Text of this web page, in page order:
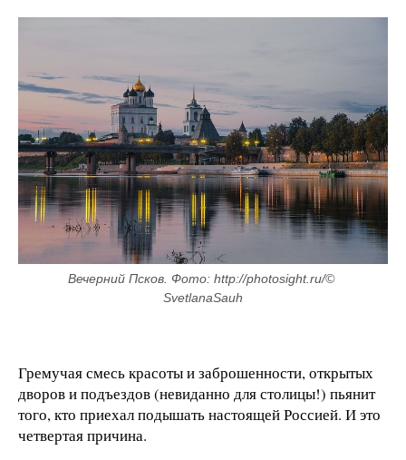
Вечерний Псков. Фото: http://photosight.ru/©
SvetlanaSauh
Гремучая смесь красоты и заброшенности, открытых
дворов и подъездов (невиданно для столицы!) пьянит
того, кто приехал подышать настоящей Россией. И это
четвертая причина.